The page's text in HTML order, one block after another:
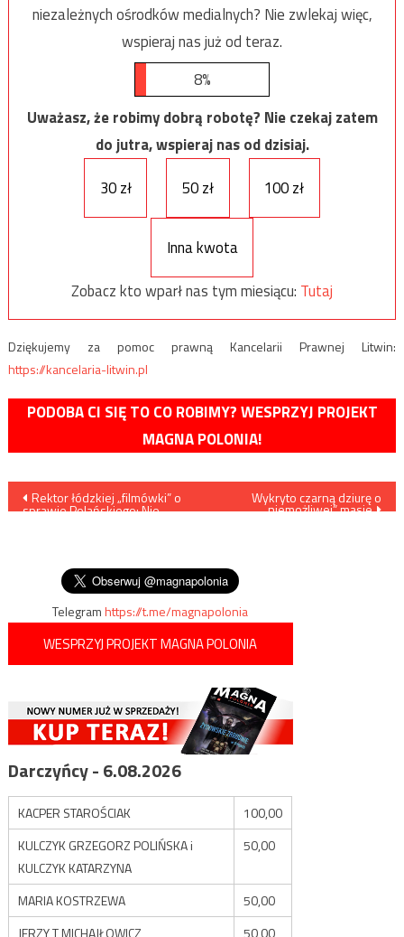
niezależnych ośrodków medialnych? Nie zwlekaj więc,
wspieraj nas już od teraz.
8%
Uważasz, że robimy dobrą robotę? Nie czekaj zatem
do jutra, wspieraj nas od dzisiaj.
30 zł
50 zł 100 zł
Inna kwota
Zobacz kto wparł nas tym miesiącu: Tutaj
Dziękujemy za pomoc prawną Kancelarii Prawnej Litwin:
https://kancelaria-litwin.pl
PODOBA CI SIĘ TO CO ROBIMY? WESPRZYJ PROJEKT
MAGNA POLONIA!
Nawigacja
Rektor łódzkiej „filmówki” o
sprawie Polańskiego: Nie
Wykryto czarną dziurę o
„niemożliwej” masie
Telegramhttps://t.me/magnapolonia
WESPRZYJ PROJEKT MAGNA POLONIA
Darczyńcy - 6.08.2026
KACPER STAROŚCIAK
100,00
KULCZYK GRZEGORZ POLIŃSKA i
KULCZYK KATARZYNA
50,00
MARIA KOSTRZEWA
50,00
JERZY T MICHAJŁOWICZ
50,00